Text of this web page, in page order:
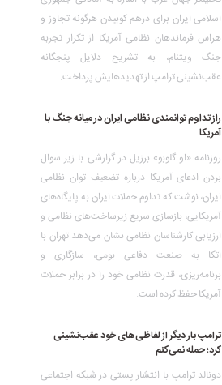
اسلامی ایران برای درهم کوبیدن هرگونه تجاوز و
هراس فرماندهان نظامی آمریکا از تکرار تجربه
جنگ ویتنام، به تشریح دلایل پنجگانه‌
عقب‌نشینی ترامپ از تهدیدهایش پرداخت.
راز تداوم توانمندی نظامی ایران در میانه جنگ با
آمریکا
روزنامه «او گلوبو» برزیل در گزارشی با زیر سوال
بردن ادعای آمریکا درباره تضعیف توان نظامی
ایران، نوشت که تداوم حملات ایران به پایگاه‌های
آمریکایی، بازسازی سریع زیرساخت‌های نظامی و
ارزیابی کارشناسان نظامی نشان می‌دهد تهران با
اتکا به صنعت دفاعی بومی، سازگاری و
برنامه‌ریزی، قدرت نظامی خود را در برابر حملات
آمریکا حفظ کرده است.
ترامپ بار دیگر از لفاظی‌های خود عقب‌نشینی
کرد؛ حمله نمی‌کنم
دونالد ترامپ با انتشار پستی در شبکه اجتماعی